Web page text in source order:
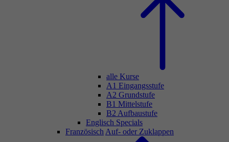
alle Kurse
A1 Eingangsstufe
A2 Grundstufe
B1 Mittelstufe
B2 Aufbaustufe
Englisch Specials
Französisch Auf- oder Zuklappen